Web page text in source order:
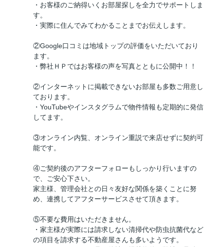
・お客様のご納得いくお部屋探しを全力でサポートしま
す。
・実際に住んでみてわかることまでお伝えします。
②Google口コミは地域トップの評価をいただいており
ます。
・弊社ＨＰではお客様の声を写真とともに公開中！！
②インターネットに掲載できないお部屋も多数ご用意し
ております。
・YouTubeやインスタグラムで物件情報も定期的に発信
してます。
③オンライン内覧、オンライン重説で来店せずに契約可
能です。
④ご契約後のアフターフォローもしっかり行いますの
で、ご安心下さい。
家主様、管理会社との日々友好な関係を築くことに努
め、連携してアフターサービスさせて頂きます。
⑤不要な費用はいただきません。
・家主様が実際には請求しない清掃代や防虫抗菌代など
の項目を請求する不動産屋さんも多いようです。